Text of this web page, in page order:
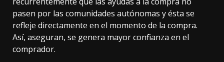
pasen por las comunidades autónomas y ésta se
refleje directamente en el momento de la compra.
Así, aseguran, se genera mayor confianza en el
comprador.